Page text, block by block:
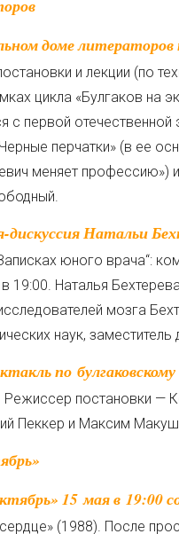
и лекции (по
цикла «Булгаков на
с первой
перчатки» (в ее
меняет профессию»)
юного врача“:
19:00. Наталья
мозга
наук,
Режиссер постановки —
Пеккер и Максим
(1988). После